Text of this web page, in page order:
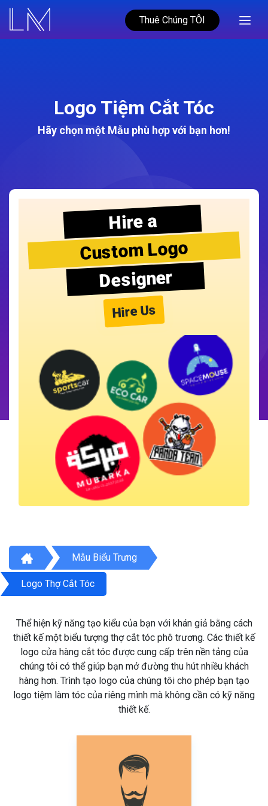
Thuê Chúng TÔI
Logo Tiệm Cắt Tóc
Hãy chọn một Mẫu phù hợp với bạn hơn!
Hire a
Custom Logo
Designer
Hire Us
Mẫu Biểu Trưng
Logo Thợ Cắt Tóc
Thể hiện kỹ năng tạo kiểu của bạn với khán giả bằng cách
thiết kế một biểu tượng thợ cắt tóc phô trương. Các thiết kế
logo cửa hàng cắt tóc được cung cấp trên nền tảng của
chúng tôi có thể giúp bạn mở đường thu hút nhiều khách
hàng hơn. Trình tạo logo của chúng tôi cho phép bạn tạo
logo tiệm làm tóc của riêng mình mà không cần có kỹ năng
thiết kế.